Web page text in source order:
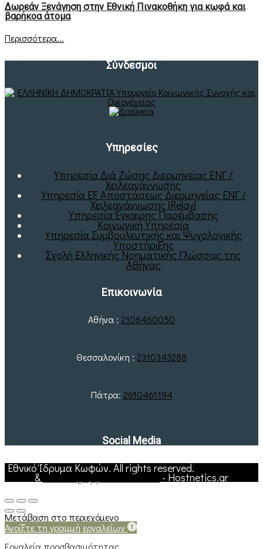
Δωρεάν Ξενάγηση στην Εθνική Πινακοθήκη για κωφά και
βαρήκοα άτομα
Περισσότερα...
Σύνδεσμοι
Υπηρεσίες
Υπηρεσία Διά Ζώσης Διερμηνείας ΕΝΓ /
Χειλεανάγνωσης
Υπηρεσία Εξ Αποστάσεως Διερμηνείας ΕΝΓ /
Χειλεανάγνωσης (Relay)
Υπηρεσία Έγκαιρης Παρέμβασης
Κοινωνική Υπηρεσία
Υπηρεσία Συμβουλευτικής και Ψυχολογικής
Υποστήριξης
Σχολή Ελληνικής Νοηματικής Γλώσσας της
Αθήνας
Επικοινωνία
Αθήνα : 2106460050
Θεσσαλονίκη : 2310343288
Πάτρα: 2610461194
Social Media
Εθνικό Ίδρυμα Κωφών. All rights reserved.Web Hosting
& Υποστήριξη Ιστοσελίδων - Hostnetics.gr
Μετάβαση στο περιεχόμενο
Ανοίξτε τη γραμμή εργαλείων